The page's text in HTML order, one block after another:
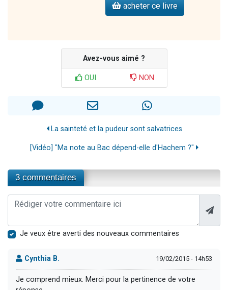
acheter ce livre
Avez-vous aimé ?
OUI NON
La sainteté et la pudeur sont salvatrices
[Vidéo] "Ma note au Bac dépend-elle d'Hachem ?"
3 commentaires
Je veux être averti des nouveaux commentaires
Cynthia B. 19/02/2015 - 14h53
Je comprend mieux. Merci pour la pertinence de votre